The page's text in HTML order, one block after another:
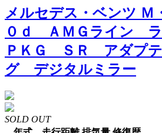
メルセデス・ベンツ Ｍ
０ｄ ＡＭＧライン ラ
ＰＫＧ ＳＲ アダプテ
グ デジタルミラー
SOLD OUT